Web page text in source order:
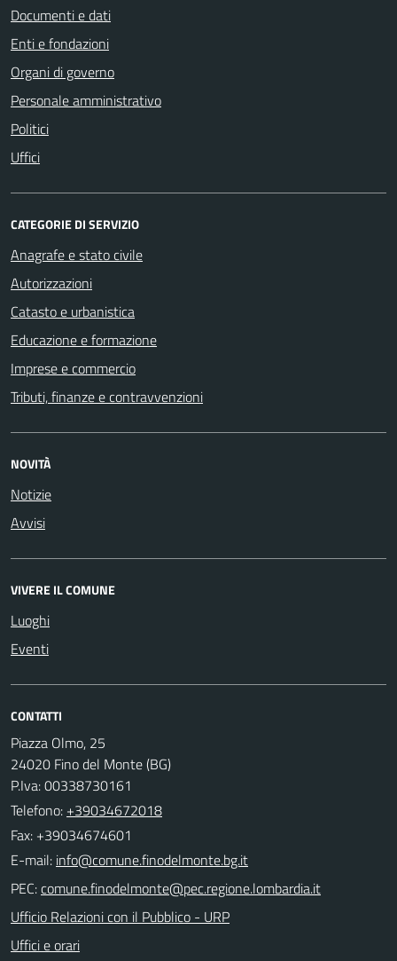
Documenti e dati
Enti e fondazioni
Organi di governo
Personale amministrativo
Politici
Uffici
CATEGORIE DI SERVIZIO
Anagrafe e stato civile
Autorizzazioni
Catasto e urbanistica
Educazione e formazione
Imprese e commercio
Tributi, finanze e contravvenzioni
NOVITÀ
Notizie
Avvisi
VIVERE IL COMUNE
Luoghi
Eventi
CONTATTI
Piazza Olmo, 25
24020 Fino del Monte (BG)
P.Iva: 00338730161
Telefono: +39034672018
Fax: +39034674601
E-mail:
PEC:
Ufficio Relazioni con il Pubblico - URP
Uffici e orari